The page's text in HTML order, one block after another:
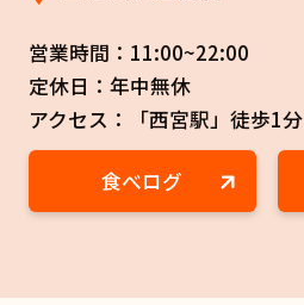
営業時間：11:00~22:00
定休日：年中無休
アクセス：「西宮駅」徒歩1分
食べログ